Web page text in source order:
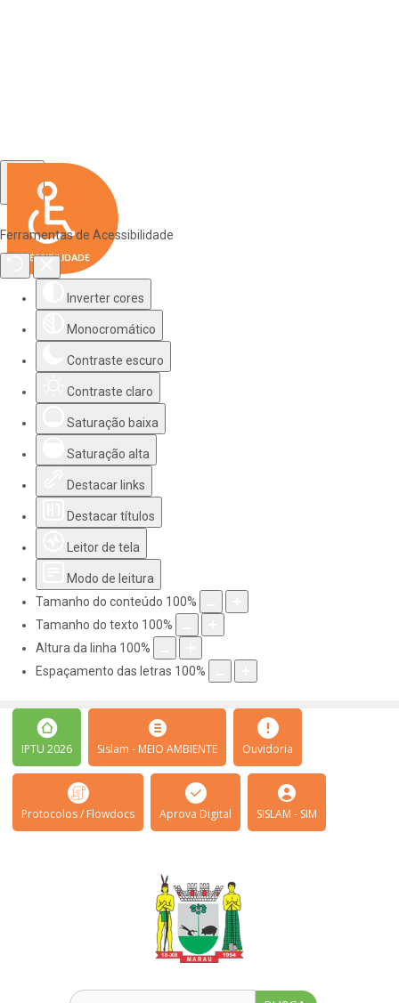
Ferramentas de Acessibilidade
Inverter cores
Monocromático
Contraste escuro
Contraste claro
Saturação baixa
Saturação alta
Destacar links
Destacar títulos
Leitor de tela
Modo de leitura
Tamanho do conteúdo 100%
Tamanho do texto 100%
Altura da linha 100%
Espaçamento das letras 100%
IPTU 2026 Sislam - MEIO AMBIENTE Ouvidoria
Protocolos / Flowdocs Aprova Digital SISLAM - SIM